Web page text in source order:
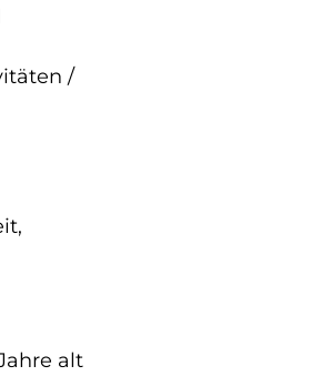
/
alt